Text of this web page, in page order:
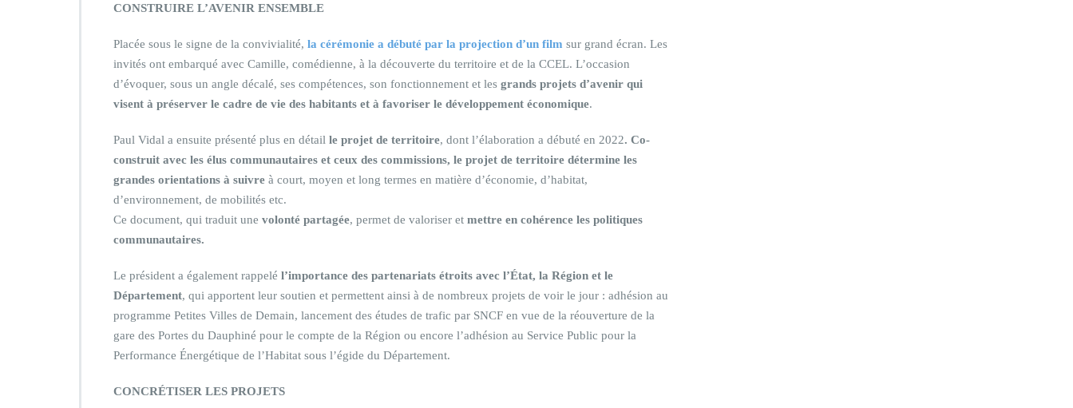
CONSTRUIRE L’AVENIR ENSEMBLE
Placée sous le signe de la convivialité, la cérémonie a débuté par la projection d’un film sur grand écran. Les
invités ont embarqué avec Camille, comédienne, à la découverte du territoire et de la CCEL. L’occasion
d’évoquer, sous un angle décalé, ses compétences, son fonctionnement et les grands projets d’avenir qui
visent à préserver le cadre de vie des habitants et à favoriser le développement économique.
Paul Vidal a ensuite présenté plus en détail le projet de territoire, dont l’élaboration a débuté en 2022. Co-
construit avec les élus communautaires et ceux des commissions, le projet de territoire détermine les
grandes orientations à suivre à court, moyen et long termes en matière d’économie, d’habitat,
d’environnement, de mobilités etc.
Ce document, qui traduit une volonté partagée, permet de valoriser et mettre en cohérence les politiques
communautaires.
Le président a également rappelé l’importance des partenariats étroits avec l’État, la Région et le
Département, qui apportent leur soutien et permettent ainsi à de nombreux projets de voir le jour : adhésion au
programme Petites Villes de Demain, lancement des études de trafic par SNCF en vue de la réouverture de la
gare des Portes du Dauphiné pour le compte de la Région ou encore l’adhésion au Service Public pour la
Performance Énergétique de l’Habitat sous l’égide du Département.
CONCRÉTISER LES PROJETS